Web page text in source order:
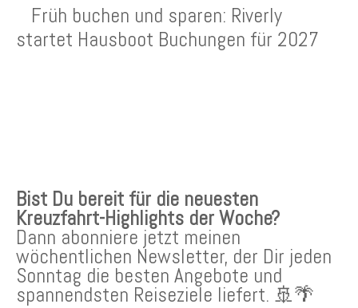
Früh buchen und sparen: Riverly
startet Hausboot Buchungen für 2027
Bist Du bereit für die neuesten
Kreuzfahrt-Highlights der Woche?
Dann abonniere jetzt meinen
wöchentlichen Newsletter, der Dir jeden
Sonntag die besten Angebote und
spannendsten Reiseziele liefert. 🚢🌴